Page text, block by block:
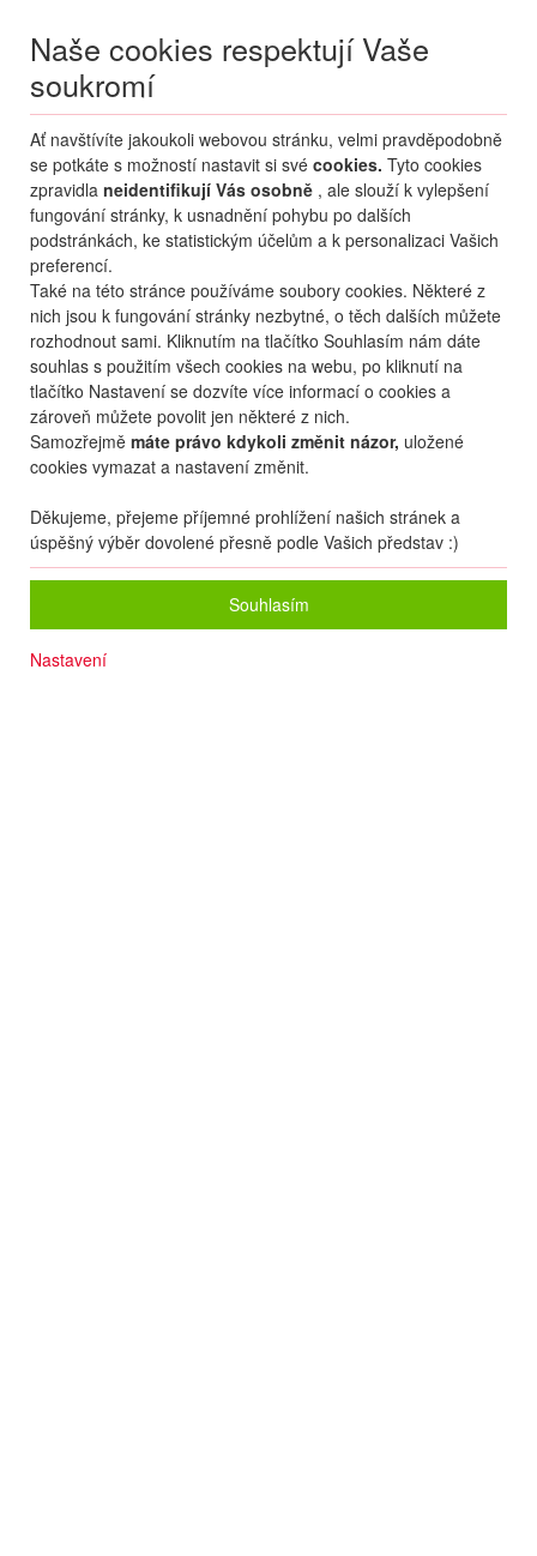
Naše cookies respektují Vaše
soukromí
Ať navštívíte jakoukoli webovou stránku, velmi pravděpodobně
se potkáte s možností nastavit si své cookies. Tyto cookies
zpravidla neidentifikují Vás osobně , ale slouží k vylepšení
fungování stránky, k usnadnění pohybu po dalších
podstránkách, ke statistickým účelům a k personalizaci Vašich
preferencí.
Také na této stránce používáme soubory cookies. Některé z
nich jsou k fungování stránky nezbytné, o těch dalších můžete
rozhodnout sami. Kliknutím na tlačítko Souhlasím nám dáte
souhlas s použitím všech cookies na webu, po kliknutí na
tlačítko Nastavení se dozvíte více informací o cookies a
zároveň můžete povolit jen některé z nich.
Samozřejmě máte právo kdykoli změnit názor, uložené
cookies vymazat a nastavení změnit.
Děkujeme, přejeme příjemné prohlížení našich stránek a
úspěšný výběr dovolené přesně podle Vašich představ :)
Souhlasím
Nastavení
Menu
MojePřihlášení
Destinace nerozhoduje
08.08.-...• 2 osoby
Od nejoblíbenějšího Od nejlevnějšího Od nejdražšího
Od nejbližšího termínu
Probíhá vyhledávání